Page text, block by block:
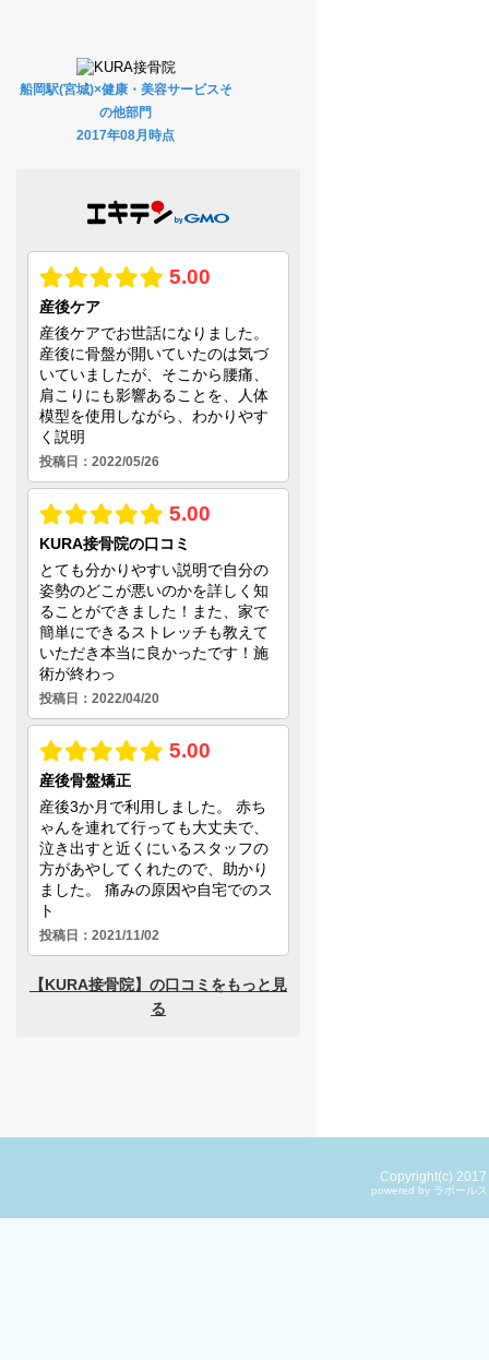
船岡駅(宮城)×健康・美容サービスそ
の他部門
2017年08月時点
Copyright(c) 2017
powered by ラポール